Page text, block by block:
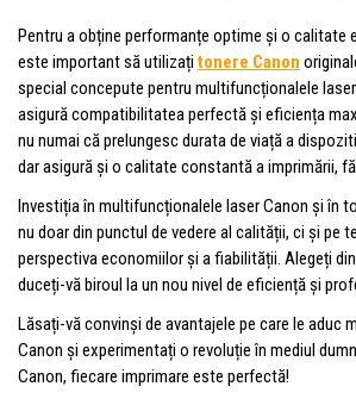
Pentru a obține performanțe optime și o calitate
este important să utilizați tonere Canon
special concepute pentru multifuncționalele
asigură compatibilitatea perfectă și eficiența
nu numai că prelungesc durata de viață a
dar asigură și o calitate constantă a imprimării,
Investiția în multifuncționalele laser Canon și în
nu doar din punctul de vedere al calității, ci și pe
perspectiva economiilor și a fiabilității. Alegeți
duceți-vă biroul la un nou nivel de eficiență și
Lăsați-vă convinși de avantajele pe care le aduc
Canon și experimentați o revoluție în mediul
Canon, fiecare imprimare este perfectă!